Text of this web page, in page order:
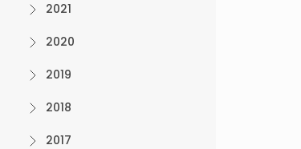
2021
2020
2019
2018
2017